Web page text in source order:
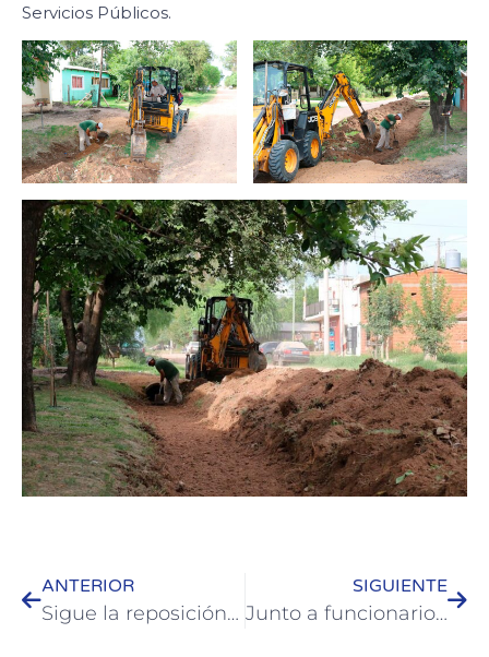
Servicios Públicos.
ANTERIOR
Sigue la reposición de arena en las playas de Colón
SIGUIENTE
Junto a funcionarios de la Nación y la Provincia José Luis Walser recorrió el Hospital Modular